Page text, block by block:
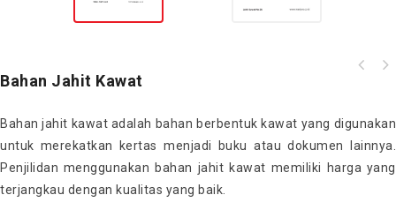
Bahan Jahit Kawat
Bahan jahit kawat adalah bahan berbentuk kawat yang digunakan
untuk merekatkan kertas menjadi buku atau dokumen lainnya.
Penjilidan menggunakan bahan jahit kawat memiliki harga yang
terjangkau dengan kualitas yang baik.